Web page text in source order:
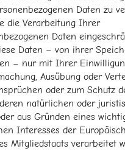
Daten zu
die Verarbeitung Ihrer
Daten
Daten – von ihrer
– nur mit Ihrer
Ausübung oder
oder zum Schutz
natürlichen oder
aus Gründen eines
Interesses der
Mitgliedstaats verarbeitet